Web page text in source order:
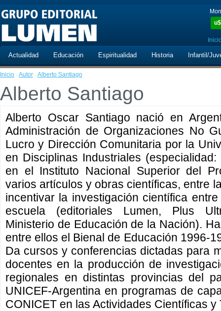
u$
Actualidad Educación Espiritualidad Historia Infantil/
Inicio · Autor · Alberto Santiago
Alberto Santiago
Alberto Oscar Santiago nació en
Administración de Organizaciones No
Lucro y Dirección Comunitaria por la
en Disciplinas Industriales
en el Instituto Nacional Superior del
varios artículos y obras científicas, entre
incentivar la investigación científica
escuela (editoriales Lumen, Plus
Ministerio de Educación de la Nación).
entre ellos el Bienal de Educación 1996-
Da cursos y conferencias dictadas para
docentes en la producción de
regionales en distintas provincias del
UNICEF-Argentina en programas de
CONICET en las Actividades Científicas